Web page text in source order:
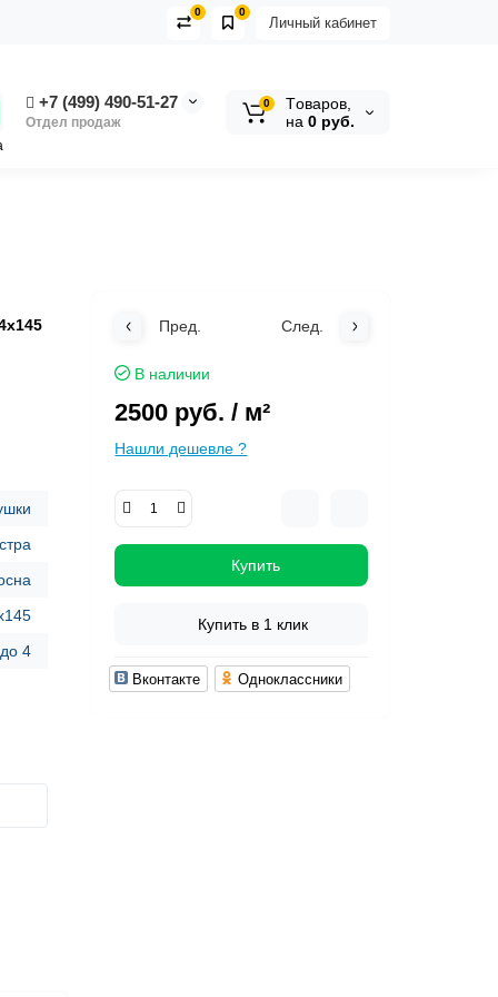
Личный кабинет
0
0
+7 (499) 490-51-27
Отдел продаж
0
Tоваров,
на 0 руб.
4
Пред. След.
В наличии
2500 руб./ м²
Нашли дешевле ?
Купить
Купить в 1 клик
Вконтакте Одноклассники